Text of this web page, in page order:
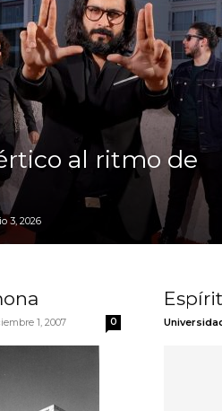
al ritmo de
3, 2026
1, 2007 0